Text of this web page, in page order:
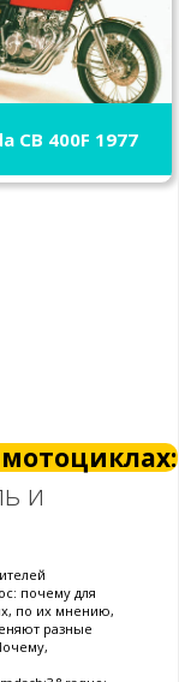
CB 400F 1977
и
почему для
по их мнению,
разные